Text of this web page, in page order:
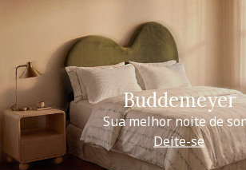
Buddemeyer
Sua melhor noite de
Deite-se